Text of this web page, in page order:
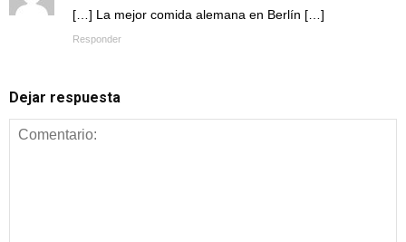
[…] La mejor comida alemana en Berlín […]
Responder
Dejar respuesta